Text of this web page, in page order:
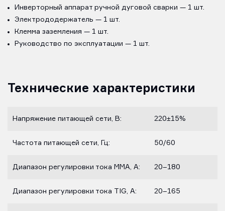
Инверторный аппарат ручной дуговой сварки — 1 шт.
Электрододержатель — 1 шт.
Клемма заземления — 1 шт.
Руководство по эксплуатации — 1 шт.
Технические характеристики
Напряжение питающей сети, В: 220±15%
Частота питающей сети, Гц: 50/60
Диапазон регулировки тока MMA, А: 20–180
Диапазон регулировки тока TIG, А: 20–165